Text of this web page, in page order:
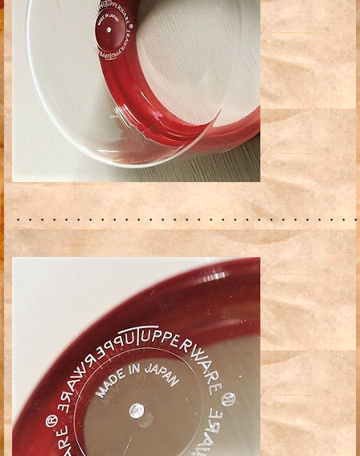
・・・・・・・・・・・・・・・・・・・・・・・・・・・